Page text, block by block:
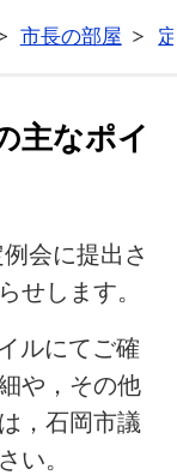
市長の部屋
主なポイ
会に提出さ
せします。
ルにてご確
や，その他
，石岡市議
い。